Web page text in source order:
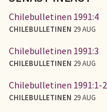
Chilebulletinen 1991:4
CHILEBULLETINEN 29 AUG
Chilebulletinen 1991:3
CHILEBULLETINEN 29 AUG
Chilebulletinen 1991:1-2
CHILEBULLETINEN 29 AUG